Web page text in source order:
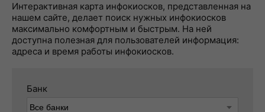
Интерактивная карта инфокиосков, представленная на
нашем сайте, делает поиск нужных инфокиосков
максимально комфортным и быстрым. На ней
доступна полезная для пользователей информация:
адреса и время работы инфокиосков.
Банк